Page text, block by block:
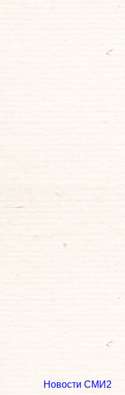
Новости СМИ2